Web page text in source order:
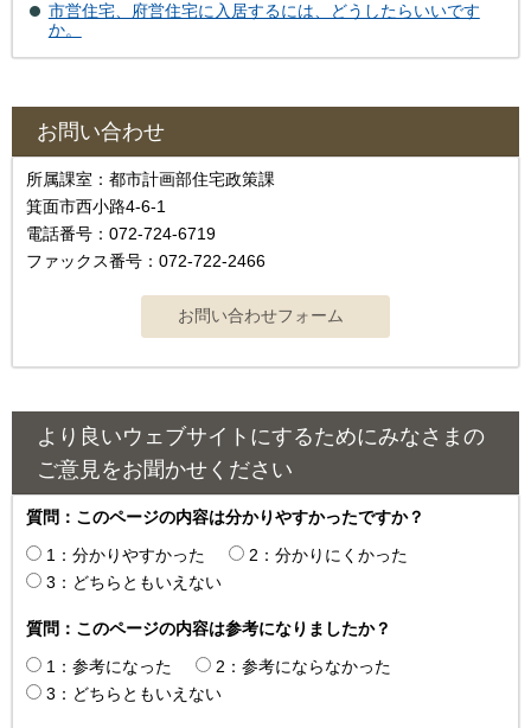
市営住宅、府営住宅に入居するには、どうしたらいいです
か。
お問い合わせ
所属課室：都市計画部住宅政策課
箕面市西小路4-6-1
電話番号：072-724-6719
ファックス番号：072-722-2466
より良いウェブサイトにするためにみなさまの
ご意見をお聞かせください
質問：このページの内容は分かりやすかったですか？
1：分かりやすかった
2：分かりにくかった
3：どちらともいえない
質問：このページの内容は参考になりましたか？
1：参考になった
2：参考にならなかった
3：どちらともいえない